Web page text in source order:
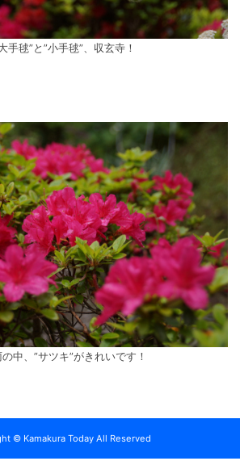
手毬”と”小手毬”、収玄寺！
中、”サツキ”がきれいです！
© Kamakura Today All Reserved